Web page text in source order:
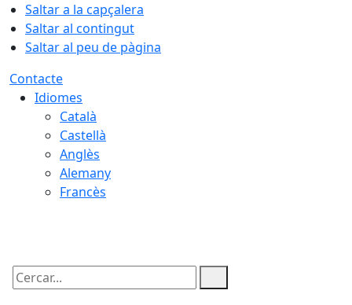
Saltar a la capçalera
Saltar al contingut
Saltar al peu de pàgina
Contacte
Idiomes
Català
Castellà
Anglès
Alemany
Francès
Cercar: